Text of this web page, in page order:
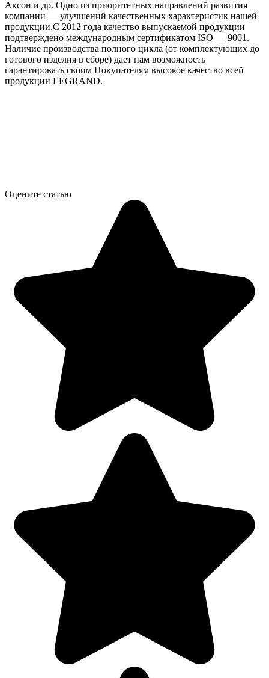
Аксон и др. Одно из приоритетных направлений развития
компании — улучшений качественных характеристик нашей
продукции.С 2012 года качество выпускаемой продукции
подтверждено международным сертификатом ISO — 9001.
Наличие производства полного цикла (от комплектующих до
готового изделия в сборе) дает нам возможность
гарантировать своим Покупателям высокое качество всей
продукции LEGRAND.
Оцените статью